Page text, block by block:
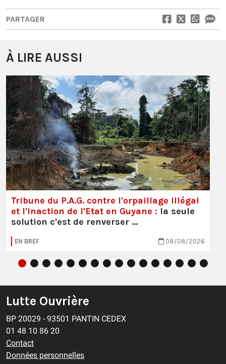
PARTAGER
À LIRE AUSSI
Tribune du P.A.G. contre l'orpaillage illégal
et l'inaction de l'Etat en Guyane : la seule
solution c'est de renverser …
EN BREF 08/08/2026
Lutte Ouvrière
BP 20029 - 93501 PANTIN CEDEX
01 48 10 86 20
Contact
Données personnelles